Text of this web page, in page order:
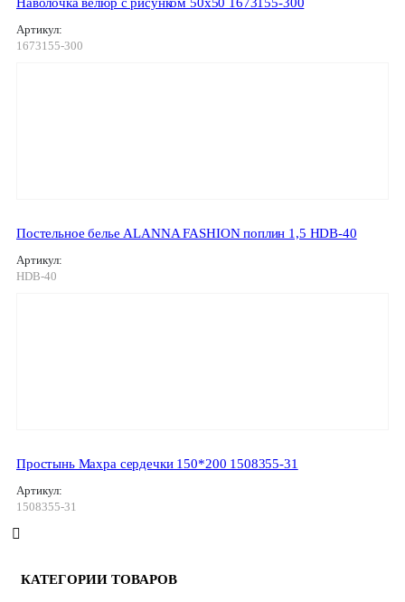
Артикул:
1673155-300
Постельное белье ALANNA FASHION поплин 1,5 HDB-40
Артикул:
HDB-40
Простынь Махра сердечки 150*200 1508355-31
Артикул:
1508355-31
КАТЕГОРИИ ТОВАРОВ